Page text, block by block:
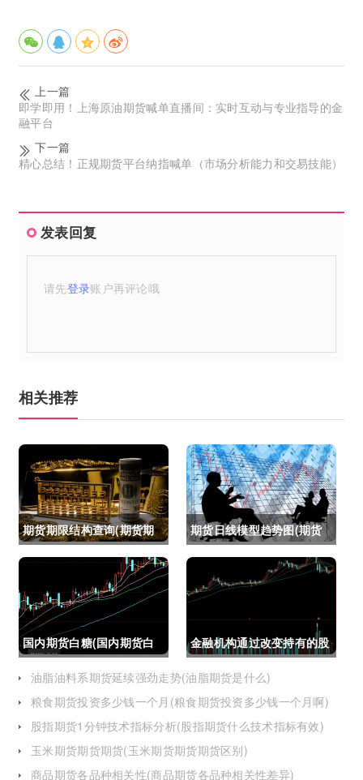
上一篇
即学即用！上海原油期货喊单直播间：实时互动与专业指导的金
融平台
下一篇
精心总结！正规期货平台纳指喊单（市场分析能力和交易技能）
发表回复
请先登录账户再评论哦
相关推荐
期货期限结构查询(期货期
限结构)
期货日线模型趋势图(期货
日线模型趋势图怎么看)
国内期货白糖(国内期货白
糖合约是怎么交割)
金融机构通过改变持有的股
指期货合约(股指期货合约
最长持有多久)
油脂油料系期货延续强劲走势(油脂期货是什么)
粮食期货投资多少钱一个月(粮食期货投资多少钱一个月啊)
股指期货1分钟技术指标分析(股指期货什么技术指标有效)
玉米期货期货期货(玉米期货期货期货区别)
商品期货各品种相关性(商品期货各品种相关性差异)